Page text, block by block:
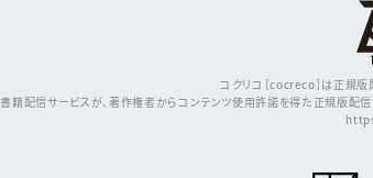
コクリコ［cocreco］は正規版
籍配信サービスが、著作権者からコンテンツ使用許諾を得た正規版配